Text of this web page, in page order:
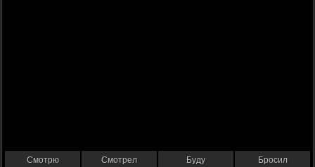
Смотрю Смотрел Буду Бросил